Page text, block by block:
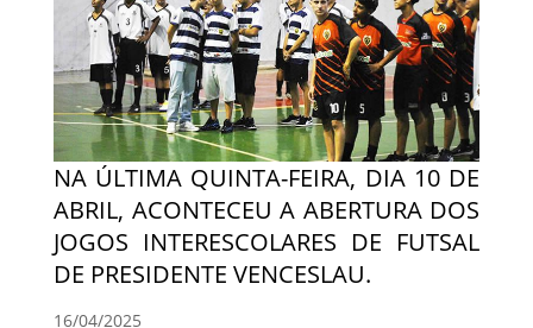
NA ÚLTIMA QUINTA-FEIRA, DIA 10 DE
ABRIL, ACONTECEU A ABERTURA DOS
JOGOS INTERESCOLARES DE FUTSAL
DE PRESIDENTE VENCESLAU.
16/04/2025